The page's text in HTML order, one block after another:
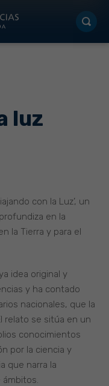
luz
con la Luz’, un
en la
la Tierra y para el
idea original y
y ha contado
nacionales, que la
relato se sitúa en un
conocimientos
por la ciencia y
que narra la
ámbitos.